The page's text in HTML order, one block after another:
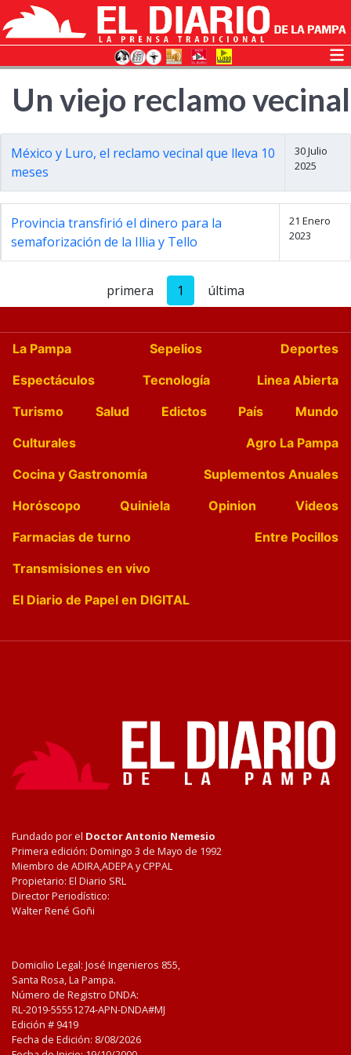
Un viejo reclamo vecinal
México y Luro, el reclamo vecinal que lleva 10
meses
30 Julio
2025
Provincia transfirió el dinero para la
semaforización de la Illia y Tello
21 Enero
2023
primera 1 última
La Pampa Sepelios
Deportes
Espectáculos
Tecnología
Linea Abierta
Turismo
Salud Edictos País
Mundo
Culturales
Agro La Pampa
Cocina y Gastronomía
Suplementos Anuales
Horóscopo
Quiniela Opinion
Videos
Farmacias de turno
Entre Pocillos
Transmisiones en vivo
El Diario de Papel en DIGITAL
Fundado por el Doctor Antonio Nemesio
Primera edición: Domingo 3 de Mayo de 1992
Miembro de ADIRA,ADEPA y CPPAL
Propietario: El Diario SRL
Director Periodístico:
Walter René Goñi
Domicilio Legal: José Ingenieros 855,
Santa Rosa, La Pampa.
Número de Registro DNDA:
RL-2019-55551274-APN-DNDA#MJ
Edición # 9419
Fecha de Edición: 8/08/2026